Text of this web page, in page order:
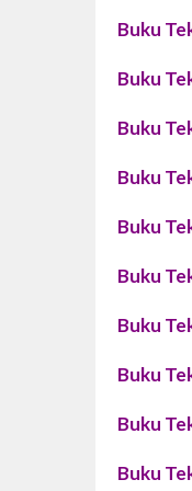
Buku
Buku
Buku
Buku
Buku
Buku
Buku
Buku
Buku
Buku